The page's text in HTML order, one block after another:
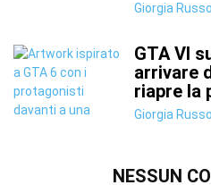
Giorgia Russo
GTA VI
arrivare
riapre la
Giorgia Russo
NESSUN